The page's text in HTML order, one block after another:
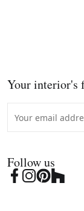
Your interior's
Follow us